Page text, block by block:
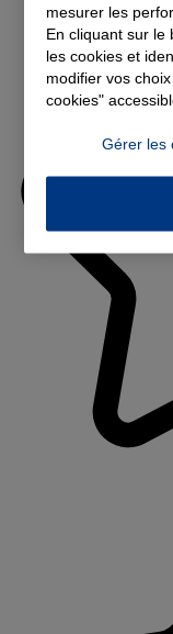
mesurer les
En cliquant sur le
les cookies et
modifier vos
cookies"
Gérer les